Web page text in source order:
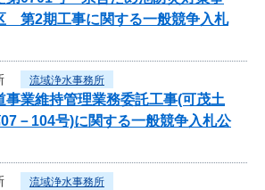
第2期工事に関する一般競争入札
流域浄水事務所
業維持管理業務委託工事(可茂土
－104号)に関する一般競争入札公
流域浄水事務所